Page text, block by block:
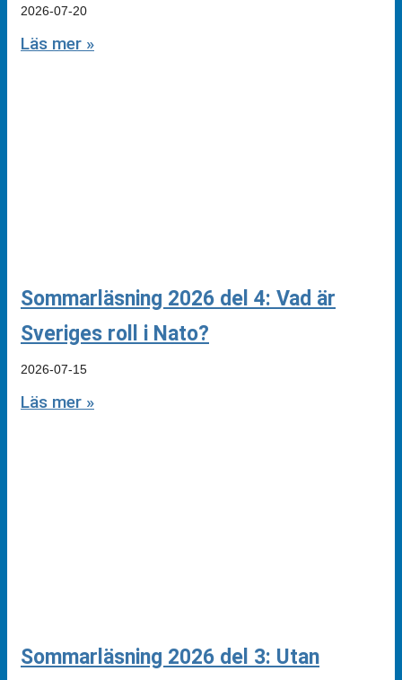
2026-07-20
Läs mer »
Sommarläsning 2026 del 4: Vad är
Sveriges roll i Nato?
2026-07-15
Läs mer »
Sommarläsning 2026 del 3: Utan